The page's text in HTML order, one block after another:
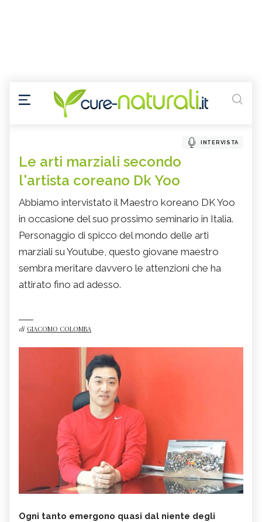
INTERVISTA
Le arti marziali secondo
l'artista coreano Dk Yoo
Abbiamo intervistato il Maestro koreano DK Yoo
in occasione del suo prossimo seminario in Italia.
Personaggio di spicco del mondo delle arti
marziali su Youtube, questo giovane maestro
sembra meritare davvero le attenzioni che ha
attirato fino ad adesso.
di GIACOMO COLOMBA
Ogni tanto emergono quasi dal niente degli